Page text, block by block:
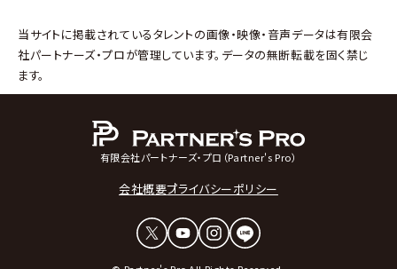
当サイトに掲載されているタレントの画像・映像・音声データは有限会
社パートナーズ・プロが管理しています。データの無断転載を固く禁じ
ます。
有限会社パートナーズ・プロ（Partner's Pro）
会社概要プライバシーポリシー